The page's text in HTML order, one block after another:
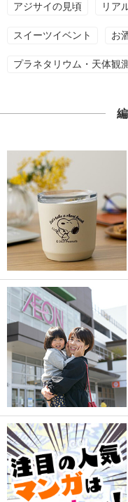
アジサイの見頃 リア
スイーツイベント お
プラネタリウム・天体観測